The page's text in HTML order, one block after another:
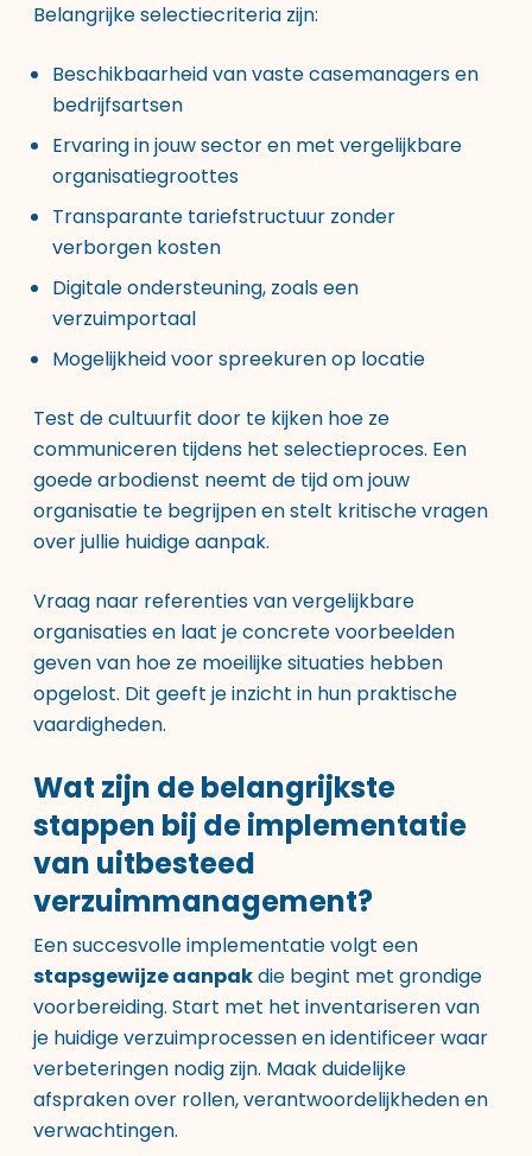
Belangrijke selectiecriteria zijn:
Beschikbaarheid van vaste casemanagers en
bedrijfsartsen
Ervaring in jouw sector en met vergelijkbare
organisatiegroottes
Transparante tariefstructuur zonder
verborgen kosten
Digitale ondersteuning, zoals een
verzuimportaal
Mogelijkheid voor spreekuren op locatie
Test de cultuurfit door te kijken hoe ze
communiceren tijdens het selectieproces. Een
goede arbodienst neemt de tijd om jouw
organisatie te begrijpen en stelt kritische vragen
over jullie huidige aanpak.
Vraag naar referenties van vergelijkbare
organisaties en laat je concrete voorbeelden
geven van hoe ze moeilijke situaties hebben
opgelost. Dit geeft je inzicht in hun praktische
vaardigheden.
Wat zijn de belangrijkste
stappen bij de implementatie
van uitbesteed
verzuimmanagement?
Een succesvolle implementatie volgt een
stapsgewijze aanpakdie begint met grondige
voorbereiding. Start met het inventariseren van
je huidige verzuimprocessen en identificeer waar
verbeteringen nodig zijn. Maak duidelijke
afspraken over rollen, verantwoordelijkheden en
verwachtingen.